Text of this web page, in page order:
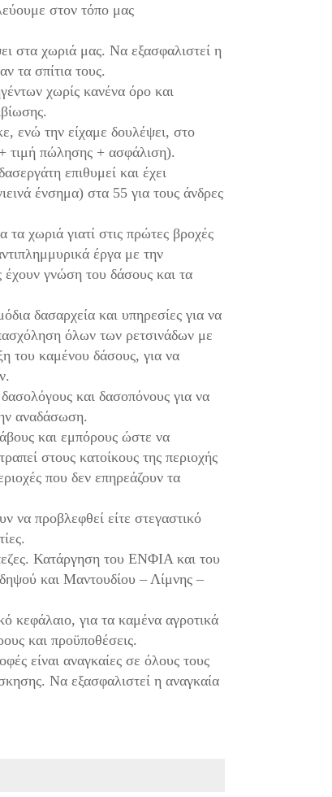
στον τόπο μας
στα χωριά μας. Να εξασφαλιστεί η
τα σπίτια τους.
χωρίς κανένα όρο και
ενώ την είχαμε δουλέψει, στο
τιμή πώλησης + ασφάλιση).
επιθυμεί και έχει
ένσημα) στα 55 για τους άνδρες
χωριά γιατί στις πρώτες βροχές
έργα με την
έχουν γνώση του δάσους και τα
δασαρχεία και υπηρεσίες για να
όλων των ρετσινάδων με
του καμένου δάσους, για να
και δασοπόνους για να
αναδάσωση.
και εμπόρους ώστε να
στους κατοίκους της περιοχής
που δεν επηρεάζουν τα
να προβλεφθεί είτε στεγαστικό
Κατάργηση του ΕΝΦΙΑ και του
και Μαντουδίου – Λίμνης –
κεφάλαιο, για τα καμένα αγροτικά
και προϋποθέσεις.
είναι αναγκαίες σε όλους τους
Να εξασφαλιστεί η αναγκαία